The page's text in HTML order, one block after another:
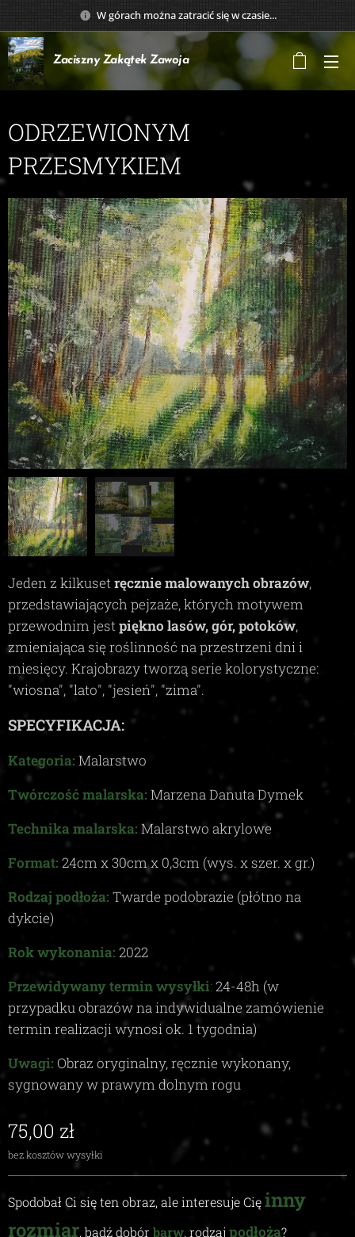
W górach można zatracić się w czasie...
Zaciszny Zakątek Zawoja
ODRZEWIONYM
PRZESMYKIEM
Jeden z kilkusetręcznie malowanych obrazów,
przedstawiających pejzaże, których motywem
przewodnim jestpiękno lasów, gór, potoków,
zmieniająca się roślinność na przestrzeni dni i
miesięcy. Krajobrazy tworzą serie kolorystyczne:
"wiosna", "lato", "jesień", "zima".
SPECYFIKACJA:
Kategoria: Malarstwo
Twórczość malarska: Marzena Danuta Dymek
Technika malarska: Malarstwo akrylowe
Format: 24cm x30cm x 0,3cm (wys. x szer. x gr.)
Rodzaj podłoża: Twarde podobrazie (płótno na
dykcie)
Rok wykonania: 2022
Przewidywany termin wysyłki: 24-48h (w
przypadku obrazów na indywidualne zamówienie
termin realizacji wynosi ok. 1tygodnia)
Uwagi: Obraz oryginalny, ręcznie wykonany,
sygnowany w prawym dolnym rogu
75,00 zł
bez kosztów wysyłki
Spodobał Ci się ten obraz, ale interesuje Cięinny
rozmiar, bądź dobór barw, rodzaj podłoża?